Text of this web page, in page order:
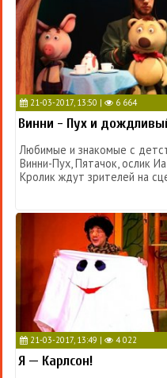
21-03-2017, 13:50 | 6 664
Винни - Пух и
Любимые и знакомые с
Винни-Пух, Пятачок, ослик
Кролик ждут зрителей на
21-03-2017, 13:49 | 4 022
Я — Карлсон!